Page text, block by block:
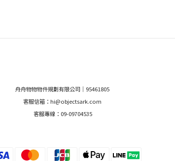
舟舟物物物件規劃有限公司｜95461805
客服信箱：hi@objectsark.com
客服專線：09-09704535